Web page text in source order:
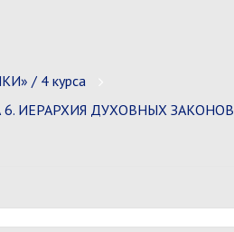
/ 4 курса
6. ИЕРАРХИЯ ДУХОВНЫХ ЗАКОНОВ